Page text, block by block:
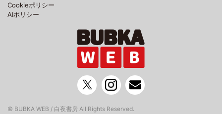
Cookieポリシー
AIポリシー
© BUBKA WEB / 白夜書房 All Rights Reserved.